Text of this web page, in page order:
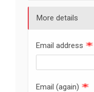
More details
Email address
Email (again)